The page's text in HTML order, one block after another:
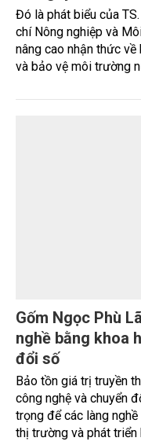
nâng cao nhận thức về
và bảo vệ môi trường
Nông nghiệp và Môi
và Môi trường tỉnh Lai
thảo thu hút sự tham
các đơn vị thuộc Bộ
gia, nhà khoa học, Sở